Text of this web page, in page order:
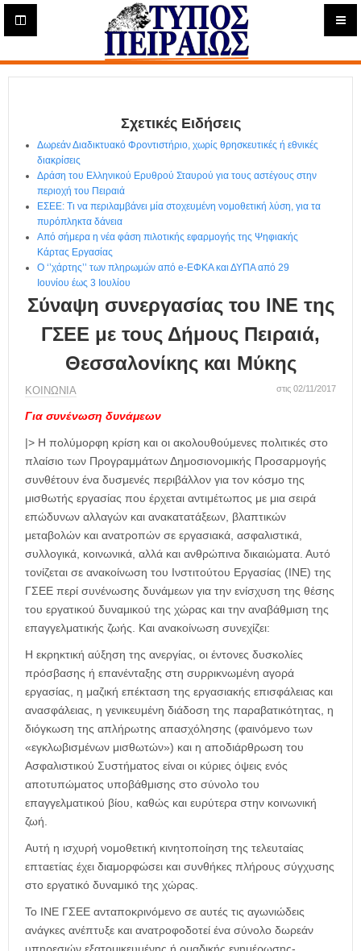
Η
ε
ρ
Σχετικές Ειδήσεις
Δωρεάν Διαδικτυακό Φροντιστήριο, χωρίς θρησκευτικές ή εθνικές
διακρίσεις
Δράση του Ελληνικού Ερυθρού Σταυρού για τους αστέγους στην
περιοχή του Πειραιά
ΕΣΕΕ: Τι να περιλαμβάνει μία στοχευμένη νομοθετική λύση, για τα
πυρόπληκτα δάνεια
Από σήμερα η νέα φάση πιλοτικής εφαρμογής της Ψηφιακής
Κάρτας Εργασίας
Ο ‘’χάρτης’’ των πληρωμών από e-ΕΦΚΑ και ΔΥΠΑ από 29
Ιουνίου έως 3 Ιουλίου
Σύναψη συνεργασίας του ΙΝΕ της
ΓΣΕΕ με τους Δήμους Πειραιά,
Θεσσαλονίκης και Μύκης
ΚΟΙΝΩΝΙΑ στις 02/11/2017
Για συνένωση δυνάμεων
|> Η πολύμορφη κρίση και οι ακολουθούμενες πολιτικές στο
πλαίσιο των Προγραμμάτων Δημοσιονομικής Προσαρμογής
συνθέτουν ένα δυσμενές περιβάλλον για τον κόσμο της
μισθωτής εργασίας που έρχεται αντιμέτωπος με μια σειρά
επώδυνων αλλαγών και ανακατατάξεων, βλαπτικών
μεταβολών και ανατροπών σε εργασιακά, ασφαλιστικά,
συλλογικά, κοινωνικά, αλλά και ανθρώπινα δικαιώματα. Αυτό
τονίζεται σε ανακοίνωση του Ινστιτούτου Εργασίας (ΙΝΕ) της
ΓΣΕΕ περί συνένωσης δυνάμεων για την ενίσχυση της θέσης
του εργατικού δυναμικού της χώρας και την αναβάθμιση της
επαγγελματικής ζωής. Και ανακοίνωση συνεχίζει:
Η εκρηκτική αύξηση της ανεργίας, οι έντονες δυσκολίες
πρόσβασης ή επανένταξης στη συρρικνωμένη αγορά
εργασίας, η μαζική επέκταση της εργασιακής επισφάλειας και
ανασφάλειας, η γενικευμένη διάδοση της παραβατικότητας, η
διόγκωση της απλήρωτης απασχόλησης (φαινόμενο των
«εγκλωβισμένων μισθωτών») και η αποδιάρθρωση του
Ασφαλιστικού Συστήματος είναι οι κύριες όψεις ενός
αποτυπώματος υποβάθμισης στο σύνολο του
επαγγελματικού βίου, καθώς και ευρύτερα στην κοινωνική
ζωή.
Αυτή η ισχυρή νομοθετική κινητοποίηση της τελευταίας
επταετίας έχει διαμορφώσει και συνθήκες πλήρους σύγχυσης
στο εργατικό δυναμικό της χώρας.
Το ΙΝΕ ΓΣΕΕ ανταποκρινόμενο σε αυτές τις αγωνιώδεις
ανάγκες ανέπτυξε και ανατροφοδοτεί ένα σύνολο δωρεάν